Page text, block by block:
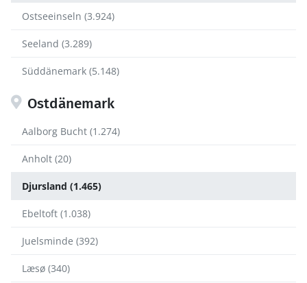
Ostseeinseln (3.924)
Seeland (3.289)
Süddänemark (5.148)
Ostdänemark
Aalborg Bucht (1.274)
Anholt (20)
Djursland (1.465)
Ebeltoft (1.038)
Juelsminde (392)
Læsø (340)